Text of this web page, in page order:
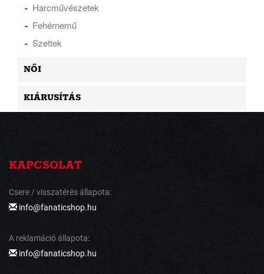
Harcművészetek
Fehérnemű
Szettek
NŐI
KIÁRUSÍTÁS
KAPCSOLAT
Csere / visszatérés állapota:
info@fanaticshop.hu
A reklamáció állapota:
info@fanaticshop.hu